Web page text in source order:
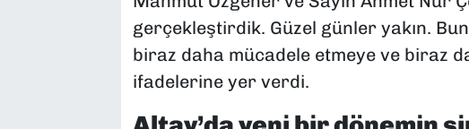
gerçekleştirdik. Güzel günler yakın.
biraz daha mücadele etmeye ve biraz
ifadelerine yer verdi.